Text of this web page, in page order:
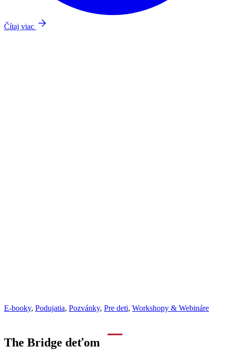
Čítaj viac
E-booky, Podujatia, Pozvánky, Pre deti, Workshopy & Webináre
The Bridge deťom